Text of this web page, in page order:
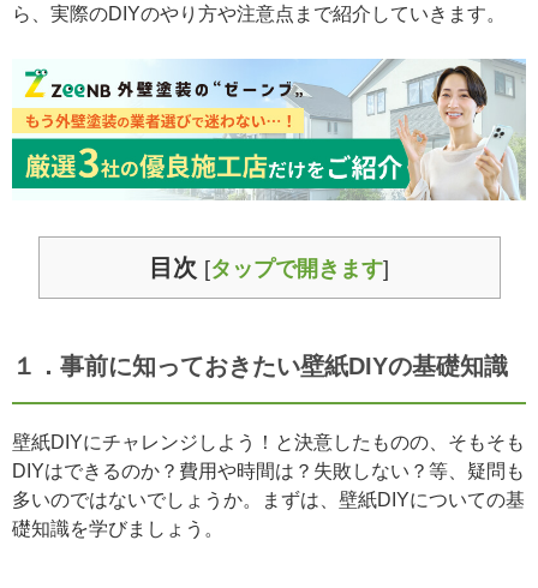
ら、実際のDIYのやり方や注意点まで紹介していきます。
目次 [タップで開きます]
１．事前に知っておきたい壁紙DIYの基礎知識
壁紙DIYにチャレンジしよう！と決意したものの、そもそも
DIYはできるのか？費用や時間は？失敗しない？等、疑問も
多いのではないでしょうか。まずは、壁紙DIYについての基
礎知識を学びましょう。